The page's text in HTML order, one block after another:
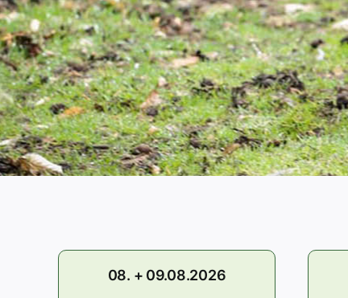
08. + 09.08.2026